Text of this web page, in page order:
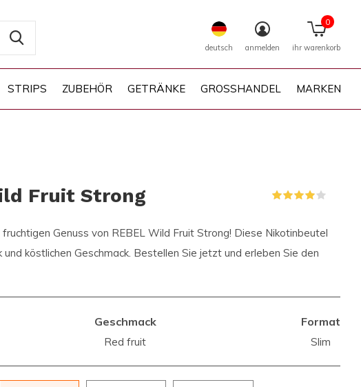
STRIPS ZUBEHÖR GETRÄNKE GROSSHANDEL MARKEN
deutsch anmelden ihr warenkorb
0
Fruit Strong
fruchtigen Genuss von REBEL Wild Fruit Strong! Diese Nikotinbeutel
köstlichen Geschmack. Bestellen Sie jetzt und erleben Sie den
Geschmack
Red fruit
Format
Slim